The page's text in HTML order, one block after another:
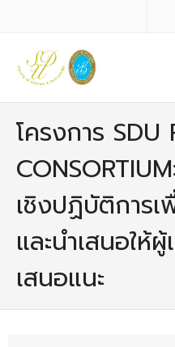
- ปรัชญาการจัดการศึกษา มหา
- ปรัชญา วิสัยทัศน์ พันธกิจ ขอ
- ประวัติความเป็นมาของคณะ
- บุคลากร
- - สำนักงานคณะวิทยาศาสตร์แล
โครงการ SDU
เชิงปฏิบัติการ
และนำเสนอให้
เสนอแนะ